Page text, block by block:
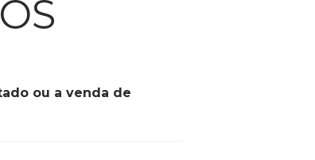
ou a venda de